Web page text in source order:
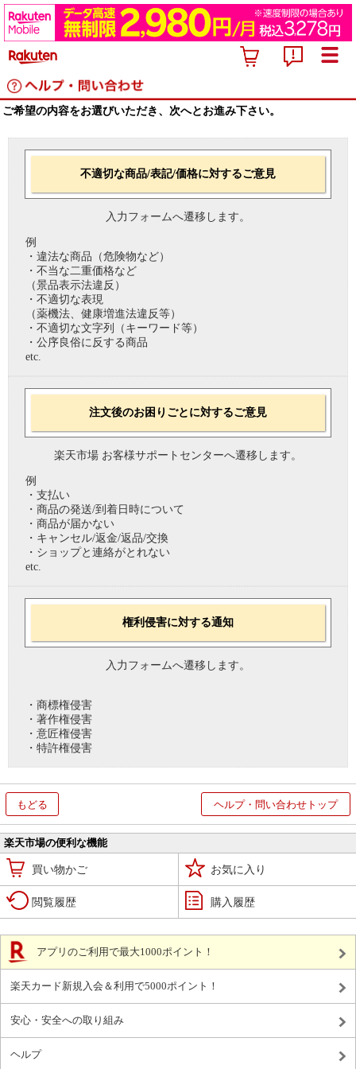
ご希望の内容をお選びいただき、次へとお進み下さい。
不適切な商品/表記/価格に対するご意見
入力フォームへ遷移します。
例
・違法な商品（危険物など）
・不当な二重価格など
（景品表示法違反）
・不適切な表現
（薬機法、健康増進法違反等）
・不適切な文字列（キーワード等）
・公序良俗に反する商品
etc.
注文後のお困りごとに対するご意見
楽天市場 お客様サポートセンターへ遷移します。
例
・支払い
・商品の発送/到着日時について
・商品が届かない
・キャンセル/返金/返品/交換
・ショップと連絡がとれない
etc.
権利侵害に対する通知
入力フォームへ遷移します。
・商標権侵害
・著作権侵害
・意匠権侵害
・特許権侵害
もどる ヘルプ・問い合わせトップ
楽天市場の便利な機能
買い物かご お気に入り
閲覧履歴 購入履歴
アプリのご利用で最大1000ポイント！
楽天カード新規入会＆利用で5000ポイント！
安心・安全への取り組み
ヘルプ